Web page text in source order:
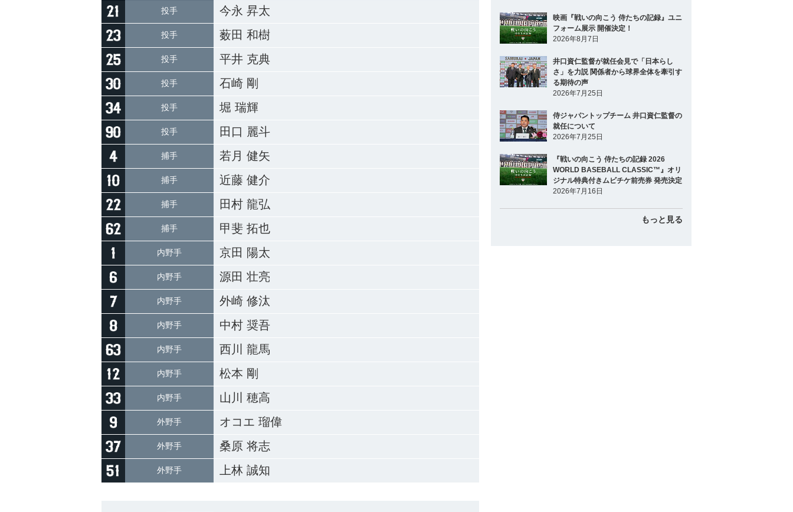
投手 今永 昇太
投手 薮田 和樹
投手 平井 克典
投手 石崎 剛
投手 堀 瑞輝
投手 田口 麗斗
捕手 若月 健矢
捕手 近藤 健介
捕手 田村 龍弘
捕手 甲斐 拓也
内野手 京田 陽太
内野手 源田 壮亮
内野手 外崎 修汰
内野手 中村 奨吾
内野手 西川 龍馬
内野手 松本 剛
内野手 山川 穂高
外野手 オコエ 瑠偉
外野手 桑原 将志
外野手 上林 誠知
投手 今永 昇太
投手 薮田 和樹
投手 平井 克典
投手
投手 田口 麗斗
捕手 近藤 健介
捕手 田村 龍弘
映画『戦いの向こう 侍たちの記録』ユニ
フォーム展示 開催決定！
2026年8月7日
井口資仁監督が就任会見で「日本らし
さ」を力説 関係者から球界全体を牽引す
る期待の声
2026年7月25日
侍ジャパントップチーム 井口資仁監督の
就任について
2026年7月25日
『戦いの向こう 侍たちの記録 2026
WORLD BASEBALL CLASSIC™』オリ
ジナル特典付きムビチケ前売券 発売決定
2026年7月16日
もっと見る